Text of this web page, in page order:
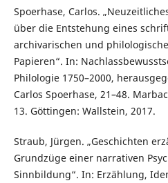
Spoerhase, Carlos.
über die Entstehung eines
archivarischen und
Papieren“. In:
Philologie 1750–2000,
Carlos Spoerhase, 21–48.
13. Göttingen: Wallstein, 2017.
Straub, Jürgen. „Geschichten
Grundzüge einer narrativen
Sinnbildung“. In: Erzählung,